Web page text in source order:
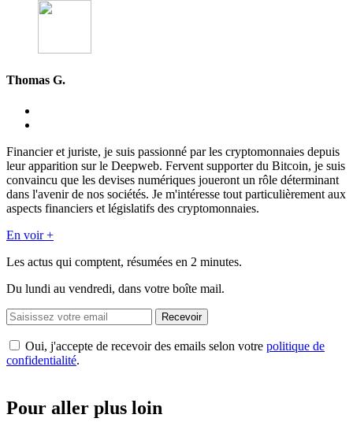
Thomas G.
Financier et juriste, je suis passionné par les cryptomonnaies depuis
leur apparition sur le Deepweb. Fervent supporter du Bitcoin, je suis
convaincu que les devises numériques joueront un rôle déterminant
dans l'avenir de nos sociétés. Je m'intéresse tout particulièrement aux
aspects financiers et législatifs des cryptomonnaies.
En voir +
Les actus qui comptent, résumées en 2 minutes.
Du lundi au vendredi, dans votre boîte mail.
Recevoir
Oui, j'accepte de recevoir des emails selon votre politique de
confidentialité.
Pour aller plus loin